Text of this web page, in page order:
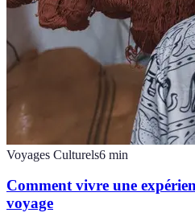
Voyages Culturels6 min
Comment vivre une
voyage